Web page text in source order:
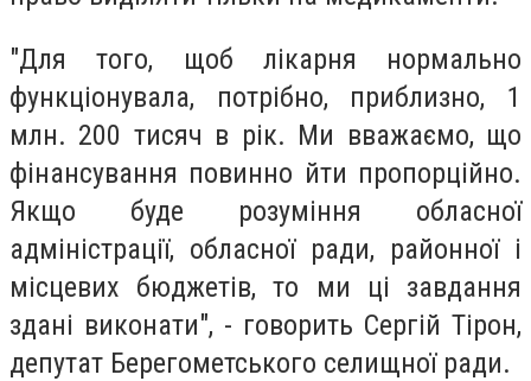
"Для того, щоб лікарня нормально
функціонувала, потрібно, приблизно, 1
млн. 200 тисяч в рік. Ми вважаємо, що
фінансування повинно йти пропорційно.
Якщо буде розуміння обласної
адміністрації, обласної ради, районної і
місцевих бюджетів, то ми ці завдання
здані виконати", - говорить Сергій Тірон,
депутат Берегометського селищної ради.